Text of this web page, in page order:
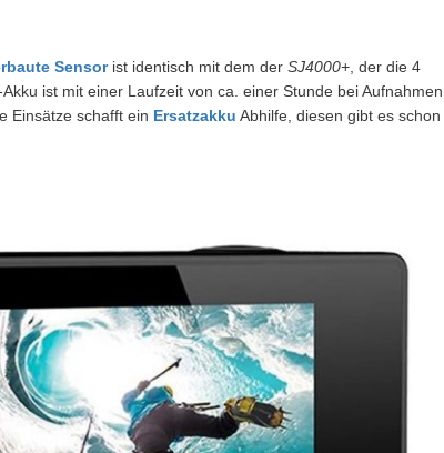
Sensorist identisch mit dem der SJ4000+, der die 4
ist mit einer Laufzeit von ca. einer Stunde bei Aufnahmen
Einsätze schafft ein Ersatzakku Abhilfe, diesen gibt es schon